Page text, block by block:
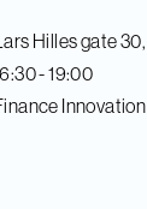
- 19:00
Innovation